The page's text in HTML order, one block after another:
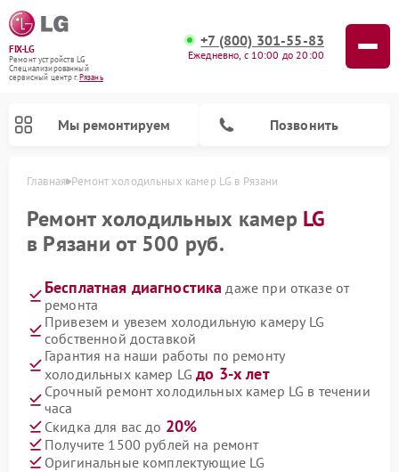
FIX-LG
Ремонт устройств LG
Специализированный
cервисный центр г.Рязань
+7 (800) 301-55-83
Ежедневно, с 10:00 до 20:00
Мы ремонтируем Позвонить
Главная Ремонт холодильных камер LG в Рязани
Ремонт холодильных камер LG
в Рязани от 500 руб.
Бесплатная диагностика даже при отказе от
ремонта
Привезем и увезем холодильную камеру LG
собственной доставкой
Гарантия на наши работы по ремонту
холодильных камер LGдо 3-х лет
Срочный ремонт холодильных камер LG в течении
часа
Скидка для вас до 20%
Получите 1500 рублей на ремонт
Оригинальные комплектующие LG